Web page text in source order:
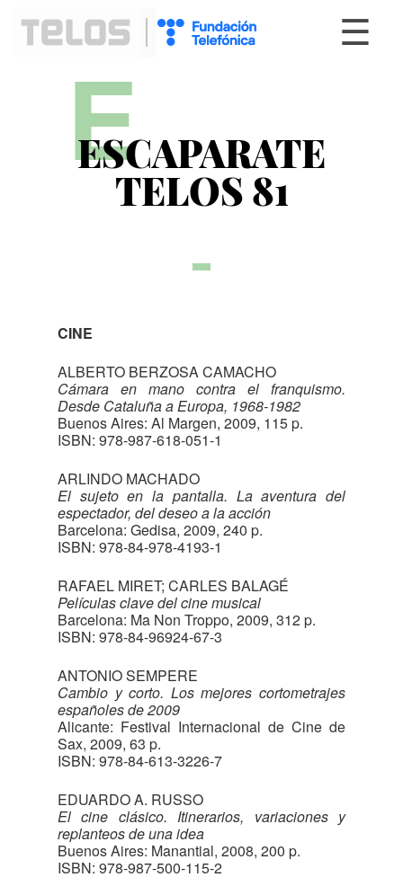
☰
E
ESCAPARATE
TELOS 81
CINE
ALBERTO BERZOSA CAMACHO
Cámara en mano contra el franquismo.
Desde Cataluña a Europa, 1968-1982
Buenos Aires: Al Margen, 2009, 115 p.
ISBN: 978-987-618-051-1
ARLINDO MACHADO
El sujeto en la pantalla. La aventura del
espectador, del deseo a la acción
Barcelona: Gedisa, 2009, 240 p.
ISBN: 978-84-978-4193-1
RAFAEL MIRET; CARLES BALAGÉ
Películas clave del cine musical
Barcelona: Ma Non Troppo, 2009, 312 p.
ISBN: 978-84-96924-67-3
ANTONIO SEMPERE
Cambio y corto. Los mejores cortometrajes
españoles de 2009
Alicante: Festival Internacional de Cine de
Sax, 2009, 63 p.
ISBN: 978-84-613-3226-7
EDUARDO A. RUSSO
El cine clásico. Itinerarios, variaciones y
replanteos de una idea
Buenos Aires: Manantial, 2008, 200 p.
ISBN: 978-987-500-115-2